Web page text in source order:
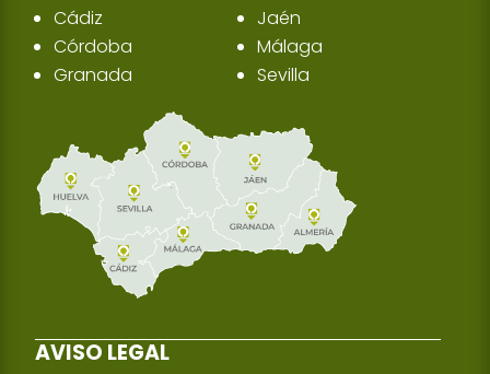
Cádiz
Córdoba
Granada
Jaén
Málaga
Sevilla
AVISO LEGAL